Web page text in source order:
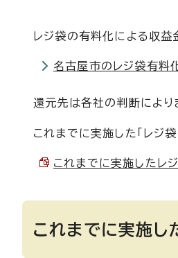
レジ袋の有料化による収益
名古屋市のレジ袋有料
還元先は各社の判断により
これまでに実施した「レジ
これまでに実施した
これまでに実施し